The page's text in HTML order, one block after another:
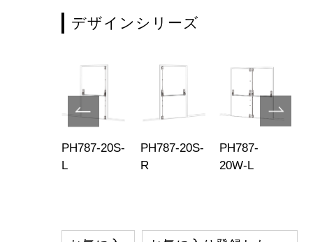
デザインシリーズ
PH787-20S-
L
PH787-20S-
R
PH787-
20W-L